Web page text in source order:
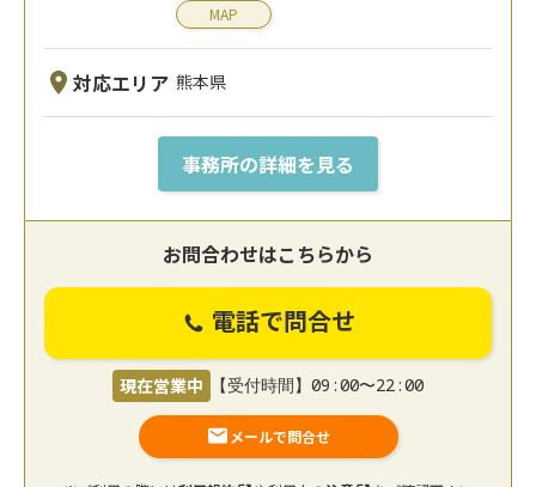
MAP
対応エリア 熊本県
事務所の詳細を見る
お問合わせはこちらから
電話で問合せ
現在営業中 【受付時間】09:00〜22:00
メールで問合せ